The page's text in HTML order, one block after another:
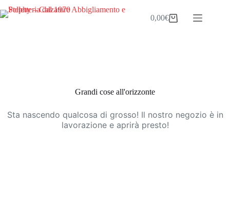
al
Carrello
0,00€
Grandi cose all'orizzonte
Sta nascendo qualcosa di grosso! Il nostro negozio è in
lavorazione e aprirà presto!